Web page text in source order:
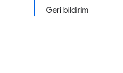
Geri bildirim